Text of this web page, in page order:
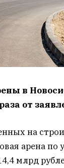
в
от
на
арена
млрд